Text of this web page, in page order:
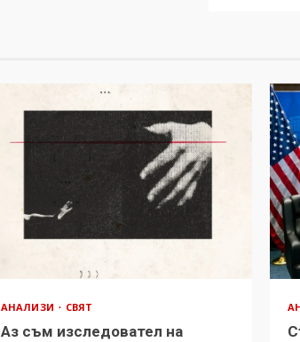
АНАЛИЗИ СВЯТ
Аз съм изследовател на